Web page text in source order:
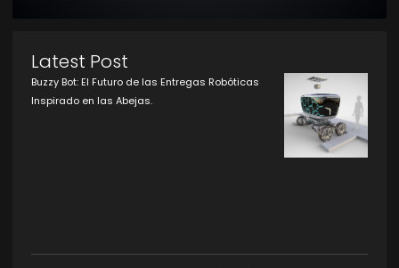
Latest Post
Buzzy Bot: El Futuro de las Entregas Robóticas
Inspirado en las Abejas.